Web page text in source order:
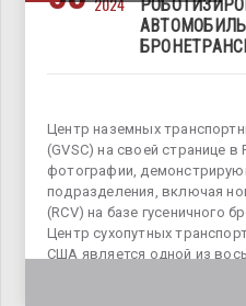
Центр наземных
(GVSC) на своей странице
фотографии,
подразделения, включая
(RCV) на базе гусеничного
Центр сухопутных
США является одной из